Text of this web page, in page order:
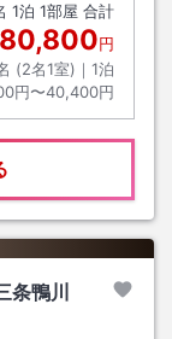
1泊 1部屋 合計
80,800円
(2名1室)｜ 1泊
円〜40,400円
条鴨川